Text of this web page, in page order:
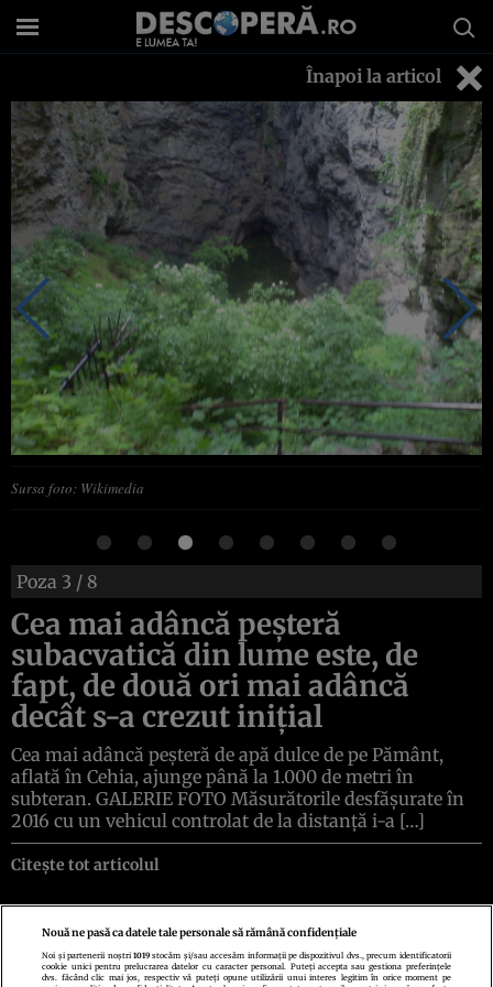
Înapoi la articol
Sursa foto: Wikimedia
Poza 3 / 8
Cea mai adâncă peșteră
subacvatică din lume este, de
fapt, de două ori mai adâncă
decât s-a crezut inițial
Cea mai adâncă peșteră de apă dulce de pe Pământ,
aflată în Cehia, ajunge până la 1.000 de metri în
subteran. GALERIE FOTO Măsurătorile desfășurate în
2016 cu un vehicul controlat de la distanță i-a […]
Citește tot articolul
Politica de confidenţialitatePolitica de cookiesTermeni şi condiţii
Nouă ne pasă ca datele tale personale să rămână confidențiale
Noi și partenerii noștri1019 stocăm și/sau accesăm informații pe dispozitivul dvs., precum identificatorii
cookie unici pentru prelucrarea datelor cu caracter personal. Puteți accepta sau gestiona preferințele
dvs. făcând clic mai jos, respectiv vă puteți opune utilizării unui interes legitim în orice moment pe